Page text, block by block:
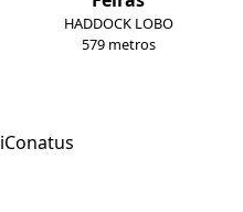
HADDOCK LOBO
579 metros
iConatus